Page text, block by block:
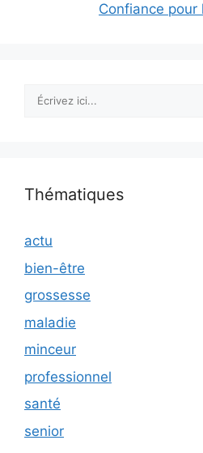
Confiance pour
Rechercher
Thématiques
actu
bien-être
grossesse
maladie
minceur
professionnel
santé
senior